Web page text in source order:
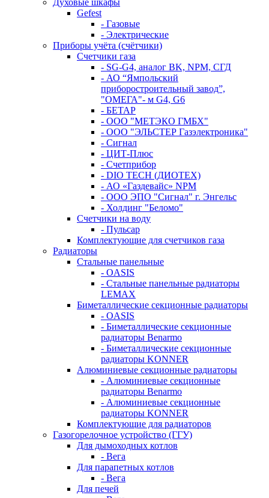
Духовые шкафы
Gefest
- Газовые
- Электрические
Приборы учёта (счётчики)
Счетчики газа
- SG-G4, аналог BK, NPM, СГД
- АО “Ямпольский
приборостроительный завод”,
"ОМЕГА"- м G4, G6
- БЕТАР
- ООО "МЕТЭКО ГМБХ"
- ООО "ЭЛЬСТЕР Газэлектроника"
- Сигнал
- ЦИТ-Плюс
- Счетприбор
- DIO TECH (ДИОТЕХ)
- АО «Газдевайс» NPM
- ООО ЭПО "Сигнал" г. Энгельс
- Холдинг "Беломо"
Счетчики на воду
- Пульсар
Комплектующие для счетчиков газа
Радиаторы
Стальные панельные
- OASIS
- Стальные панельные радиаторы
LEMAX
Биметаллические секционные радиаторы
- OASIS
- Биметаллические секционные
радиаторы Benarmo
- Биметаллические секционные
радиаторы KONNER
Алюминиевые секционные радиаторы
- Алюминиевые секционные
радиаторы Benarmo
- Алюминиевые секционные
радиаторы KONNER
Комплектующие для радиаторов
Газогорелочное устройство (ГГУ)
Для дымоходных котлов
- Вега
Для парапетных котлов
- Вега
Для печей